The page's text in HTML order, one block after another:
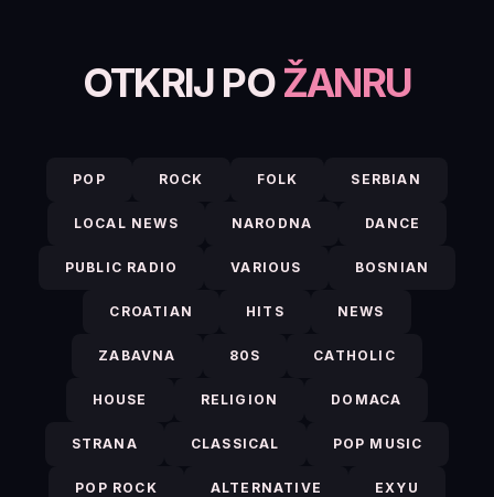
OTKRIJ POŽANRU
POP ROCK FOLK SERBIAN
LOCAL NEWS NARODNA DANCE
PUBLIC RADIO VARIOUS BOSNIAN
CROATIAN HITS NEWS
ZABAVNA 80S CATHOLIC
HOUSE RELIGION DOMACA
STRANA CLASSICAL POP MUSIC
POP ROCK ALTERNATIVE EXYU